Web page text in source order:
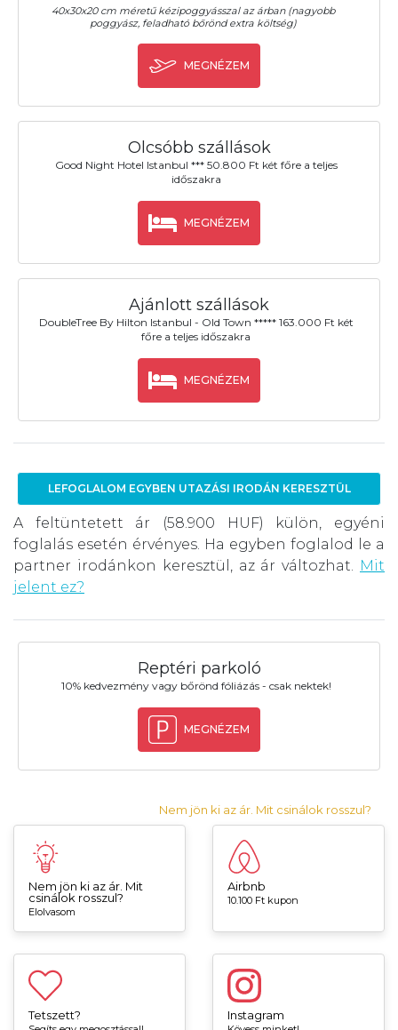
40x30x20 cm méretű kézipoggyásszal az árban (nagyobb
poggyász, feladható bőrönd extra költség)
MEGNÉZEM
Olcsóbb szállások
Good Night Hotel Istanbul *** 50.800 Ft két főre a teljes
időszakra
MEGNÉZEM
Ajánlott szállások
DoubleTree By Hilton Istanbul - Old Town ***** 163.000 Ft két
főre a teljes időszakra
MEGNÉZEM
LEFOGLALOM EGYBEN UTAZÁSI IRODÁN KERESZTÜL
A feltüntetett ár (58.900 HUF) külön, egyéni
foglalás esetén érvényes. Ha egyben foglalod le a
partner irodánkon keresztül, az ár változhat. Mit
jelent ez?
Reptéri parkoló
10% kedvezmény vagy bőrönd fóliázás - csak nektek!
MEGNÉZEM
Nem jön ki az ár. Mit csinálok rosszul?
Nem jön ki az ár. Mit
csinálok rosszul?
Elolvasom
Airbnb
10.100 Ft kupon
Tetszett? Instagram